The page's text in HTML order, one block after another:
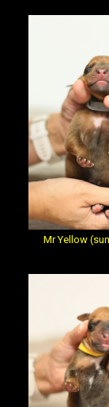
Mr Yellow